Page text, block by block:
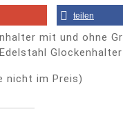
teilen
mit und ohne
nicht im Preis)